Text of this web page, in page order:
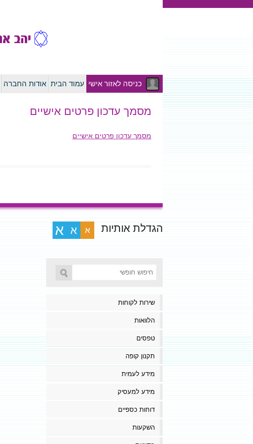
כניסה לאזור אישי עמוד הבית אודות החברה
מסמך עדכון פרטים אישיים
מסמך עדכון פרטים אישיים
הגדלת אותיות א א א
שירות לקוחות
הלוואות
טפסים
תקנון קופה
מידע לעמית
מידע למעסיק
דוחות כספיים
השקעות